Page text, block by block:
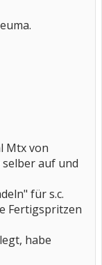
Mtx von
auf und
für s.c.
Fertigspritzen
habe